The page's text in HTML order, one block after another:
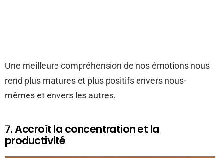
Une meilleure compréhension de nos émotions nous
rend plus matures et plus positifs envers nous-
mêmes et envers les autres.
7. Accroît la concentration et la
productivité